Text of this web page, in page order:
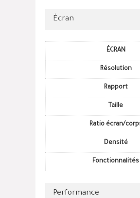
Écran
ÉCRAN
Résolution
Rapport
Taille
Ratio écran/
Densité
Fonctionnalités
Performance